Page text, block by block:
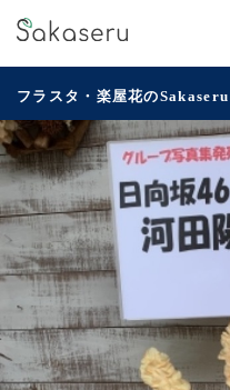
フラスタ・楽屋花のSakaseru